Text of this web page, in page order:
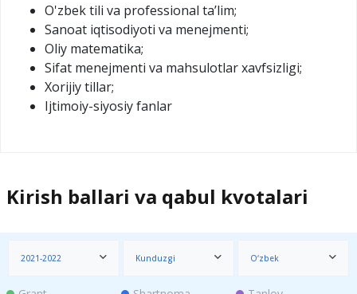
O'zbek tili va professional ta’lim;
Sаnоаt iqtisоdiyoti vа mеnеjmеnti;
Oliy matematika;
Sifat menejmenti va mahsulotlar xavfsizligi;
Xorijiy tillar;
Ijtimoiy-siyosiy fanlar
Kirish ballari va qabul kvotalari
2021-2022 Kunduzgi O‘zbek